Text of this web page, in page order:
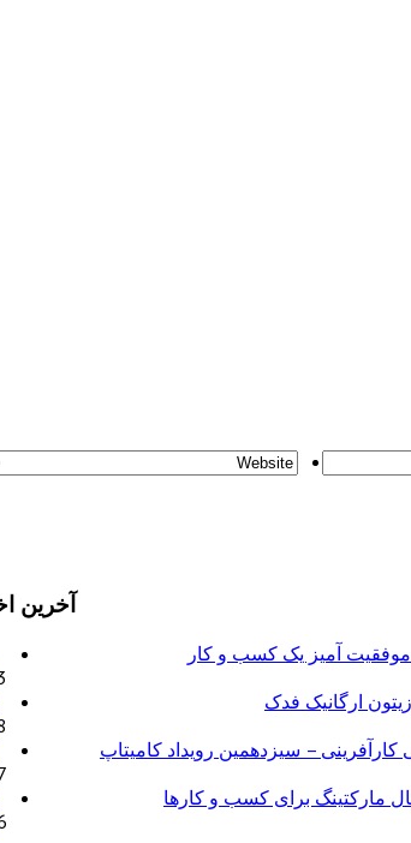
موفقیت آمیز یک کسب و کار
ارگانیک فدک
کارآفرینی – سیزدهمین رویداد کامیتاپ
مارکتینگ برای کسب و کارها
آخرین
23